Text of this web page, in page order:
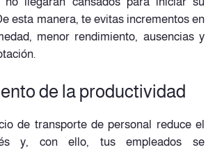
esta manera, te evitas incrementos en
menor rendimiento, ausencias y
de la productividad
de transporte de personal reduce el
y, con ello, tus empleados se